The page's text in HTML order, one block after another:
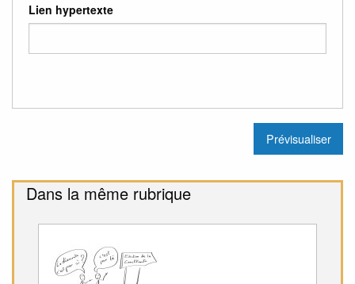
Lien hypertexte
Dans la même rubrique